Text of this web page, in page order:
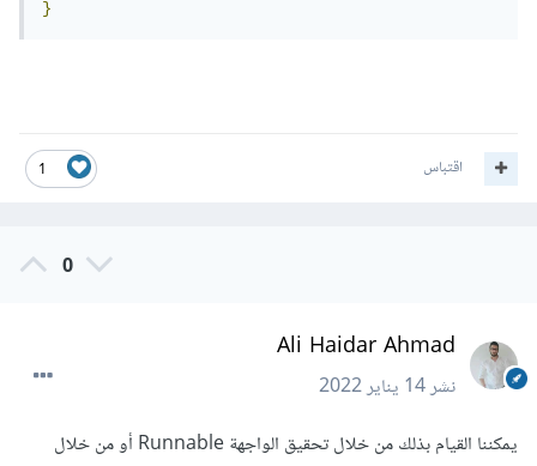
}
1 اقتباس
0
Ali Haidar Ahmad
نشر14 يناير 2022
يمكننا القيام بذلك من خلال تحقيق الواجهة Runnable أو من خلال